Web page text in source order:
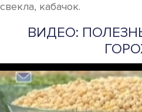
свекла, кабачок.
ВИДЕО: